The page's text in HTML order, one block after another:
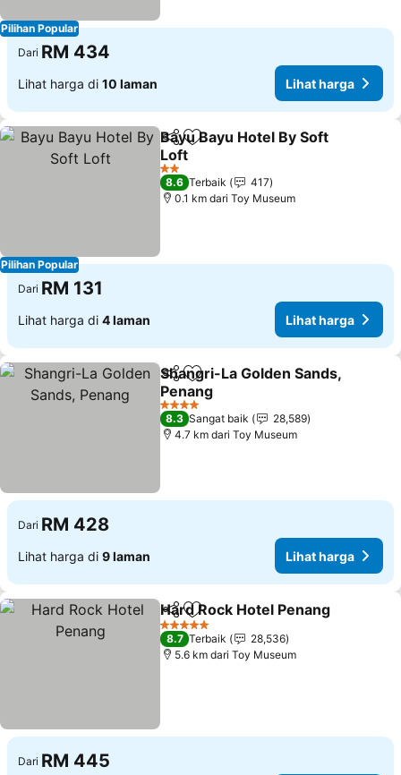
Pilihan Popular
Dari RM 434
Lihat harga di 10 laman Lihat harga
Pilihan Popular
KongsiTambah ke favorit
Bayu Bayu Hotel By Soft
Loft
2 Bintang
8.6 Terbaik
417
0.1 km dari Toy Museum
Dari RM 131
Lihat harga di 4 laman Lihat harga
KongsiTambah ke favorit
Shangri-La Golden Sands,
Penang
4 Bintang
8.3 Sangat baik
28,589
4.7 km dari Toy Museum
Dari RM 428
Lihat harga di 9 laman Lihat harga
KongsiTambah ke favorit
Hard Rock Hotel Penang
5 Bintang
8.7 Terbaik
28,536
5.6 km dari Toy Museum
Dari RM 445